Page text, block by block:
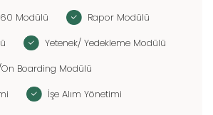
Modülü
Rapor Modülü
Yetenek/ Yedekleme Modülü
Boarding Modülü
İşe Alım Yönetimi